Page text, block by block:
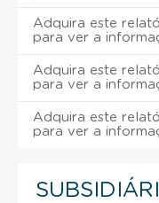
Adquira este
para ver a
Adquira este
para ver a
Adquira este
para ver a